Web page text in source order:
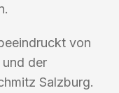
von
der
Salzburg.